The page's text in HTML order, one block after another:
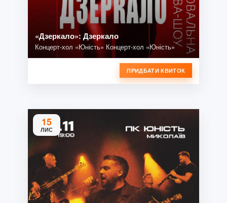
«Дзеркало»: Дзеркало
Концерт-хол «Юність» Концерт-хол «Юність»
ПРИДБАТИ КВИТОК
15
ЛИС